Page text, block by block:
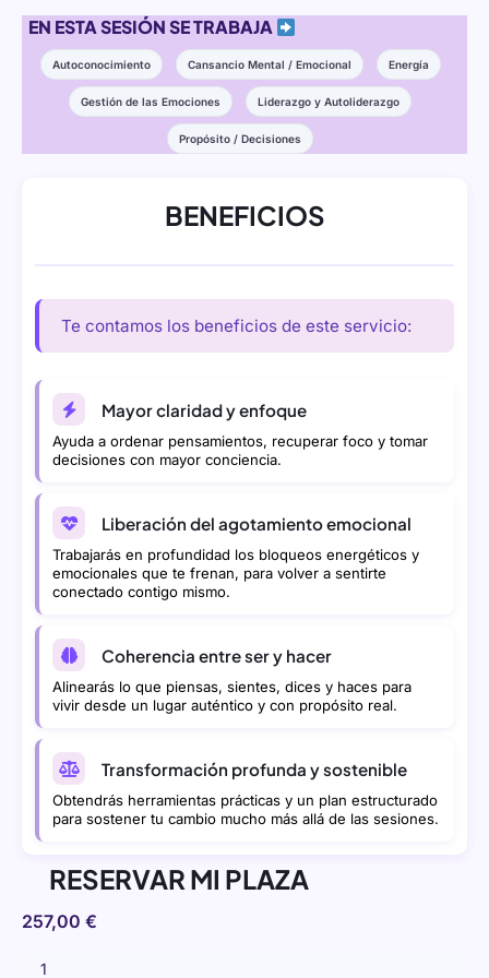
EN ESTA SESIÓN SE TRABAJA
Autoconocimiento Cansancio Mental / Emocional Energía
Gestión de las Emociones Liderazgo y Autoliderazgo
Propósito / Decisiones
BENEFICIOS
Te contamos los beneficios de este servicio:
Mayor claridad y enfoque
Ayuda a ordenar pensamientos, recuperar foco y tomar
decisiones con mayor conciencia.
Liberación del agotamiento emocional
Trabajarás en profundidad los bloqueos energéticos y
emocionales que te frenan, para volver a sentirte
conectado contigo mismo.
Coherencia entre ser y hacer
Alinearás lo que piensas, sientes, dices y haces para
vivir desde un lugar auténtico y con propósito real.
Transformación profunda y sostenible
Obtendrás herramientas prácticas y un plan estructurado
para sostener tu cambio mucho más allá de las sesiones.
RESERVAR MI PLAZA
257,00 €
Plan